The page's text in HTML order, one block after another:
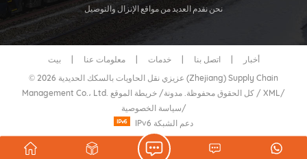
نحن نقدم العديد من مواقع الإنزال والتوصيل
بيت معلومات عنا خدمات اتصل بنا
أخبار
© 2026 عزيزي نقل الحاويات بالسكك الحديدية (Zhejiang) Supply Chain
Management Co.، Ltd. كل الحقوق محفوظة. مدونة/ / XML/
سياسة الخصوصية/
IPv6 دعم الشبكة